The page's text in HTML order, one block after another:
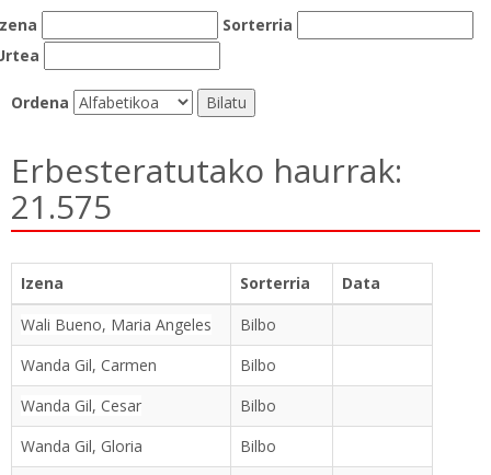
Sorterria
Ordena
Erbesteratutako haurrak:
21.575
Izena Sorterria
Data
Wali Bueno, Maria Angeles
Bilbo
Wanda Gil, Carmen
Bilbo
Wanda Gil, Cesar
Bilbo
Wanda Gil, Gloria
Bilbo